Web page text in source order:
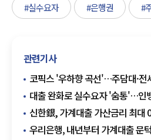
#실수요자 #은행권 #
관련기사
코픽스 '우하향 곡선'…주담대·전
덜어진다
대출 완화로 실수요자 '숨통'…인
신한銀, 가계대출 가산금리 최
완화
우리은행, 내년부터 가계대출 문